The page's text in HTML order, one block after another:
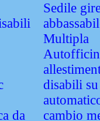
da
Sedile
Multipla
disabili
cambio